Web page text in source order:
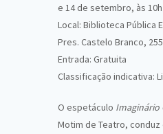
e 14 de setembro, às 10h
Local: Biblioteca Pública
Pres. Castelo Branco,
Entrada: Gratuita
Classificação indicativa:
O espetáculo Imaginário
Motim de Teatro,